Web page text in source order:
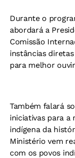
Durante o
abordará a
Comissão
instâncias
para melhor
Também falará
iniciativas para a
indígena da
Ministério vem
com os povos